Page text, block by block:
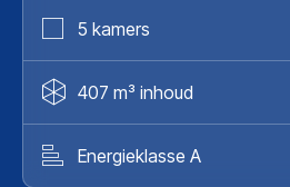
5 kamers
407 m³ inhoud
Energieklasse A